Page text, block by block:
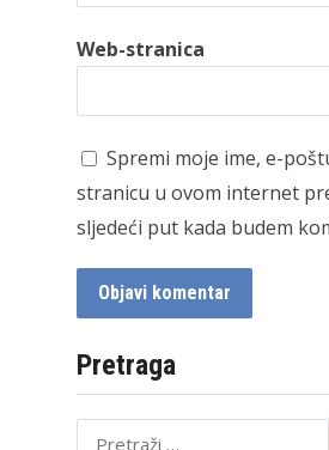
Web-stranica
Spremi moje ime, e-
stranicu u ovom internet
sljedeći put kada budem
Pretraga
Pretraži: